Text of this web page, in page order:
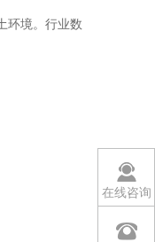
环境。行业数
在线咨询